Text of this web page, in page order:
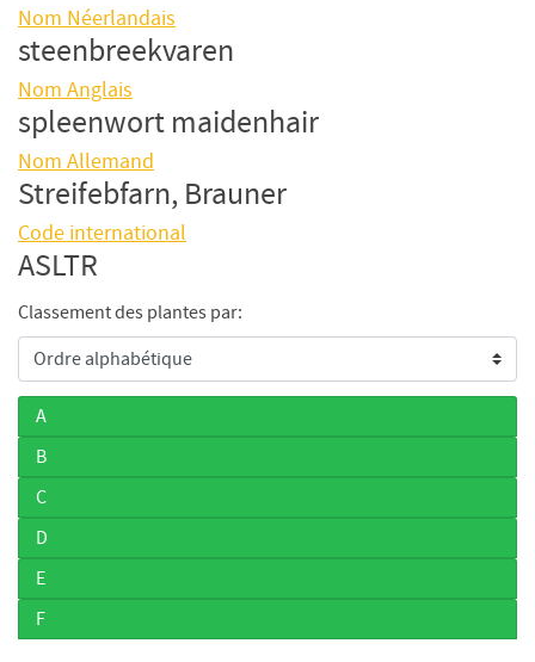
Classement des plantes par:
A
B
C
D
E
F
Nom Néerlandais
steenbreekvaren
Nom Anglais
spleenwort maidenhair
Nom Allemand
Streifebfarn, Brauner
Code international
ASLTR